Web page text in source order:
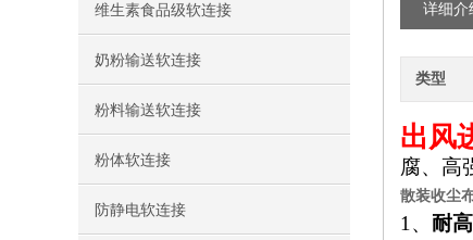
维生素食品级软连接
奶粉输送软连接
粉料输送软连接
粉体软连接
防静电软连接
详细介
类型
出风
腐、高
散装收尘
1、 耐